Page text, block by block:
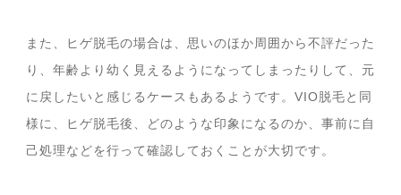
また、ヒゲ脱毛の場合は、思いのほか周囲から不評だった
り、年齢より幼く見えるようになってしまったりして、元
に戻したいと感じるケースもあるようです。VIO脱毛と同
様に、ヒゲ脱毛後、どのような印象になるのか、事前に自
己処理などを行って確認しておくことが大切です。